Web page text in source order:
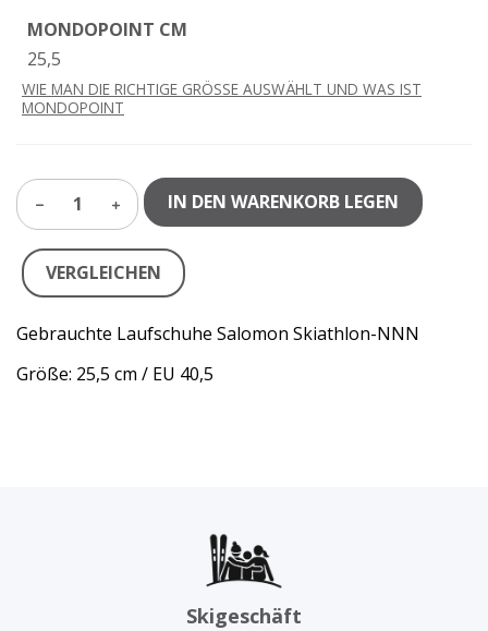
MONDOPOINT CM
25,5
WIE MAN DIE RICHTIGE GRÖSSE AUSWÄHLT UND WAS IST
MONDOPOINT
1 IN DEN WARENKORB LEGEN
VERGLEICHEN
Gebrauchte Laufschuhe Salomon Skiathlon-NNN
Größe: 25,5 cm / EU 40,5
Skigeschäft